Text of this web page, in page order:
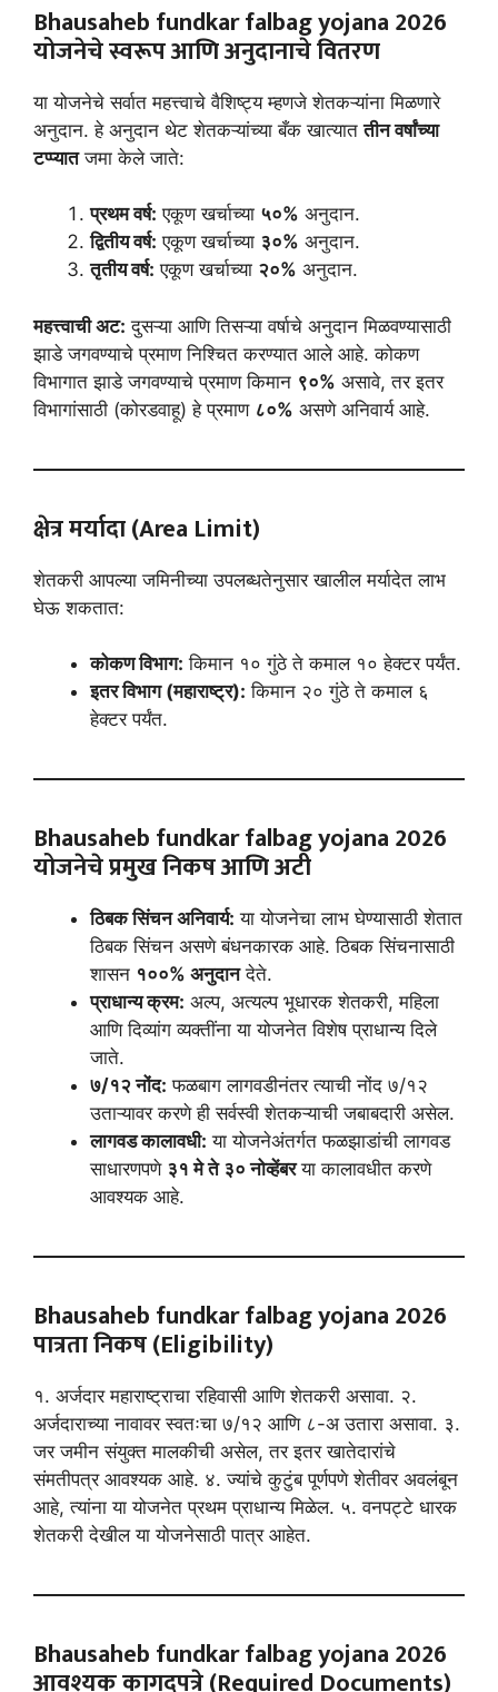
Bhausaheb fundkar falbag yojana 2026
योजनेचे स्वरूप आणि अनुदानाचे वितरण
या योजनेचे सर्वात महत्त्वाचे वैशिष्ट्य म्हणजे शेतकऱ्यांना मिळणारे
अनुदान. हे अनुदान थेट शेतकऱ्यांच्या बँक खात्याततीन वर्षांच्या
टप्प्यातजमा केले जाते:
प्रथम वर्ष: एकूण खर्चाच्या ५०% अनुदान.
द्वितीय वर्ष: एकूण खर्चाच्या ३०% अनुदान.
तृतीय वर्ष: एकूण खर्चाच्या २०% अनुदान.
महत्त्वाची अट: दुसऱ्या आणि तिसऱ्या वर्षाचे अनुदान मिळवण्यासाठी
झाडे जगवण्याचे प्रमाण निश्चित करण्यात आले आहे. कोकण
विभागात झाडे जगवण्याचे प्रमाण किमान ९०% असावे, तर इतर
विभागांसाठी (कोरडवाहू) हे प्रमाण ८०% असणे अनिवार्य आहे.
क्षेत्र मर्यादा (Area Limit)
शेतकरी आपल्या जमिनीच्या उपलब्धतेनुसार खालील मर्यादेत लाभ
घेऊ शकतात:
कोकण विभाग: किमान १० गुंठे ते कमाल १० हेक्टर पर्यंत.
इतर विभाग (महाराष्ट्र): किमान २० गुंठे ते कमाल ६
हेक्टर पर्यंत.
Bhausaheb fundkar falbag yojana 2026
योजनेचे प्रमुख निकष आणि अटी
ठिबक सिंचन अनिवार्य: या योजनेचा लाभ घेण्यासाठी शेतात
ठिबक सिंचन असणे बंधनकारक आहे. ठिबक सिंचनासाठी
शासन १००% अनुदानदेते.
प्राधान्य क्रम: अल्प, अत्यल्प भूधारक शेतकरी, महिला
आणि दिव्यांग व्यक्तींना या योजनेत विशेष प्राधान्य दिले
जाते.
७/१२ नोंद: फळबाग लागवडीनंतर त्याची नोंद ७/१२
उताऱ्यावर करणे ही सर्वस्वी शेतकऱ्याची जबाबदारी असेल.
लागवड कालावधी: या योजनेअंतर्गत फळझाडांची लागवड
साधारणपणे ३१ मे ते ३० नोव्हेंबरया कालावधीत करणे
आवश्यक आहे.
Bhausaheb fundkar falbag yojana 2026
पात्रता निकष (Eligibility)
१. अर्जदार महाराष्ट्राचा रहिवासी आणि शेतकरी असावा. २.
अर्जदाराच्या नावावर स्वतःचा ७/१२ आणि ८-अ उतारा असावा. ३.
जर जमीन संयुक्त मालकीची असेल, तर इतर खातेदारांचे
संमतीपत्र आवश्यक आहे. ४. ज्यांचे कुटुंब पूर्णपणे शेतीवर अवलंबून
आहे, त्यांना या योजनेत प्रथम प्राधान्य मिळेल. ५. वनपट्टे धारक
शेतकरी देखील या योजनेसाठी पात्र आहेत.
Bhausaheb fundkar falbag yojana 2026